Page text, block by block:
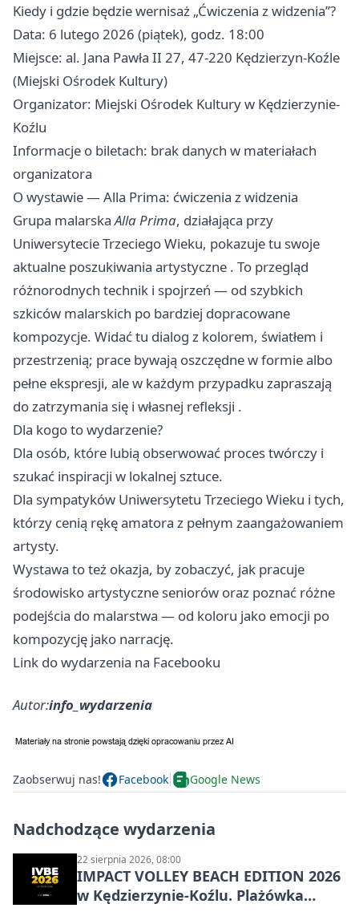
Kiedy i gdzie będzie wernisaż „Ćwiczenia z widzenia”?
Data: 6 lutego 2026 (piątek), godz. 18:00
Miejsce: al. Jana Pawła II 27, 47-220 Kędzierzyn-Koźle
(Miejski Ośrodek Kultury)
Organizator: Miejski Ośrodek Kultury w Kędzierzynie-
Koźlu
Informacje o biletach: brak danych w materiałach
organizatora
O wystawie — Alla Prima: ćwiczenia z widzenia
Grupa malarskaAlla Prima, działająca przy
Uniwersytecie Trzeciego Wieku, pokazuje tu swoje
aktualne poszukiwania artystyczne . To przegląd
różnorodnych technik i spojrzeń — od szybkich
szkiców malarskich po bardziej dopracowane
kompozycje. Widać tu dialog z kolorem, światłem i
przestrzenią; prace bywają oszczędne w formie albo
pełne ekspresji, ale w każdym przypadku zapraszają
do zatrzymania się i własnej refleksji .
Dla kogo to wydarzenie?
Dla osób, które lubią obserwować proces twórczy i
szukać inspiracji w lokalnej sztuce.
Dla sympatyków Uniwersytetu Trzeciego Wieku i tych,
którzy cenią rękę amatora z pełnym zaangażowaniem
artysty.
Wystawa to też okazja, by zobaczyć, jak pracuje
środowisko artystyczne seniorów oraz poznać różne
podejścia do malarstwa — od koloru jako emocji po
kompozycję jako narrację.
Link do wydarzenia na Facebooku
Autor:info_wydarzenia
Zaobserwuj nas! Facebook Google News
Nadchodzące wydarzenia
22 sierpnia 2026, 08:00
IMPACT VOLLEY BEACH EDITION 2026
w Kędzierzynie-Koźlu. Plażówka